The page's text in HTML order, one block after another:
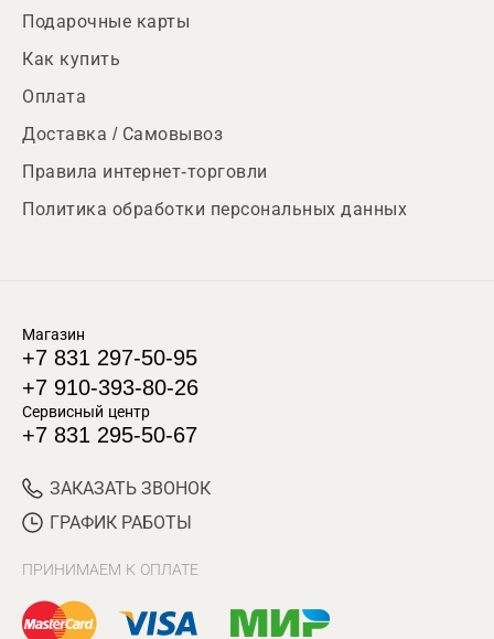
Подарочные карты
Как купить
Оплата
Доставка / Самовывоз
Правила интернет-торговли
Политика обработки персональных данных
Магазин
+7 831 297-50-95
+7 910-393-80-26
Сервисный центр
+7 831 295-50-67
ЗАКАЗАТЬ ЗВОНОК
ГРАФИК РАБОТЫ
ПРИНИМАЕМ К ОПЛАТЕ